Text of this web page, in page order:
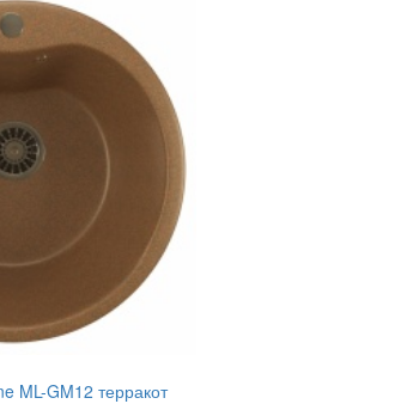
ML-GM12 терракот